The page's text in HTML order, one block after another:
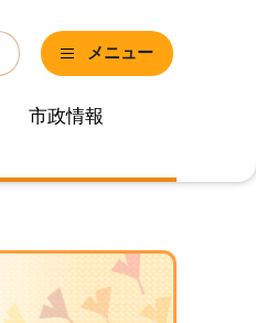
メニュー
市政情報